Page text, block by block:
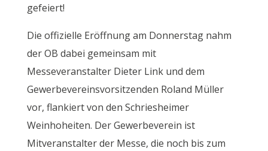
gefeiert!
Die offizielle Eröffnung am Donnerstag nahm
der OB dabei gemeinsam mit
Messeveranstalter Dieter Link und dem
Gewerbevereinsvorsitzenden Roland Müller
vor, flankiert von den Schriesheimer
Weinhoheiten. Der Gewerbeverein ist
Mitveranstalter der Messe, die noch bis zum